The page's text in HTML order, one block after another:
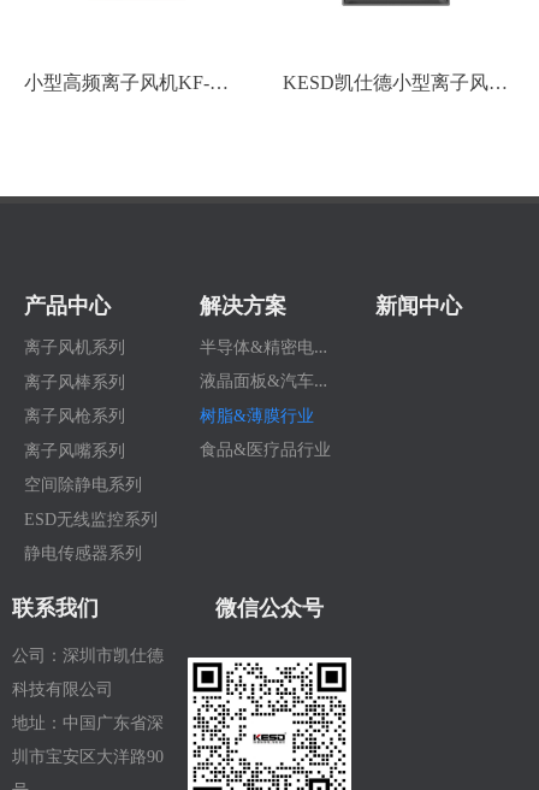
小型高频离子风机KF-
KESD凯仕德小型离子风机
微信公众号
产品中心
离子风机系列
离子风棒系列
离子风枪系列
离子风嘴系列
空间除静电系列
ESD无线监控系列
静电传感器系列
联系我们
公司：深圳市凯仕德
科技有限公司
地址：中国广东省深
圳市宝安区大洋路90
解决方案
半
导体&精密电子行业
液
晶面板&汽车行业
树脂&薄膜行业
食品&医疗品行业
新闻中心